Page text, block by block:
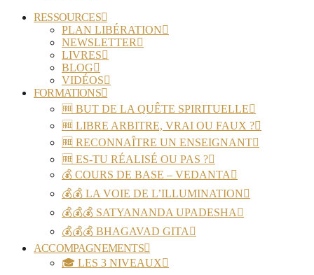
RESSOURCES
PLAN LIBÉRATION
NEWSLETTER
LIVRES
BLOG
VIDÉOS
FORMATIONS
🆓 BUT DE LA QUÊTE SPIRITUELLE
🆓 LIBRE ARBITRE, VRAI OU FAUX ?
🆓 RECONNAÎTRE UN ENSEIGNANT
🆓 ES-TU RÉALISÉ OU PAS ?
💰 COURS DE BASE – VEDANTA
💰💰 LA VOIE DE L’ILLUMINATION
💰💰💰 SATYANANDA UPADESHA
💰💰💰 BHAGAVAD GITA
ACCOMPAGNEMENTS
🎓 LES 3 NIVEAUX